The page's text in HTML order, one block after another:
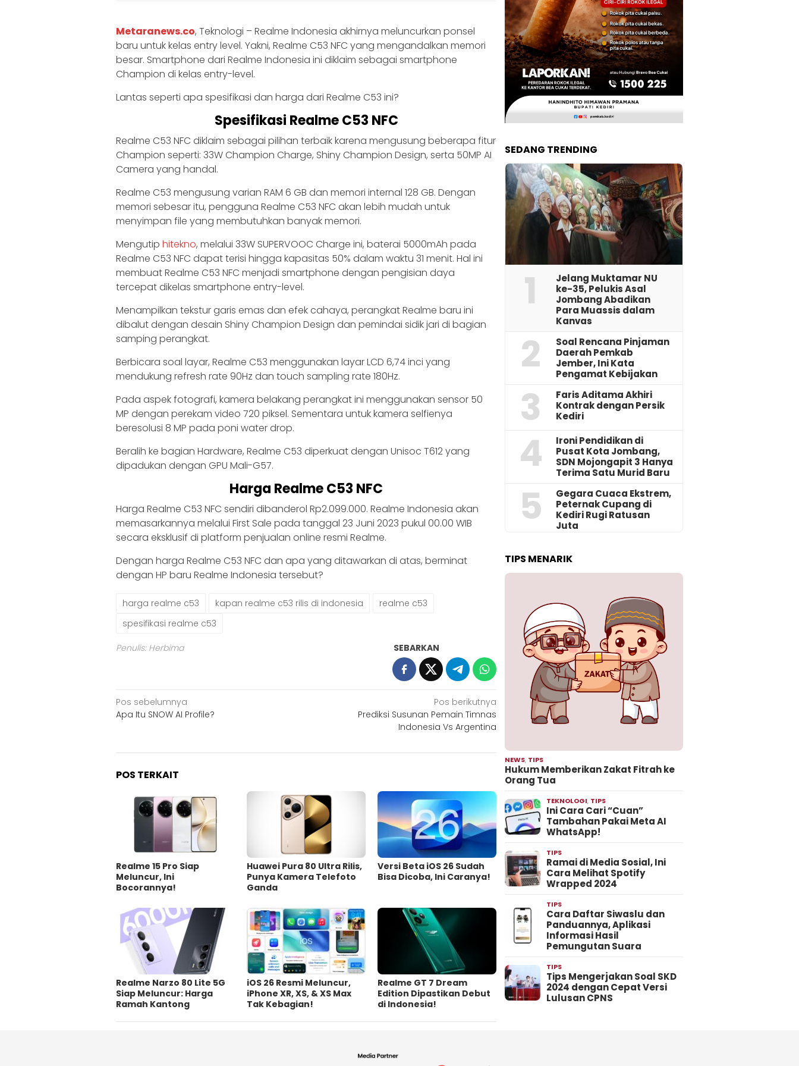
Metaranews.co, Teknologi – Realme Indonesia akhirnya meluncurkan ponsel
baru untuk kelas entry level. Yakni, Realme C53 NFC yang mengandalkan memori
besar. Smartphone dari Realme Indonesia ini diklaim sebagai smartphone
Champion di kelas entry-level.
Lantas seperti apa spesifikasi dan harga dari Realme C53 ini?
Spesifikasi Realme C53 NFC
Realme C53 NFC diklaim sebagai pilihan terbaik karena mengusung beberapa fitur
Champion seperti: 33W Champion Charge, Shiny Champion Design, serta 50MP AI
Camera yang handal.
Realme C53 mengusung varian RAM 6 GB dan memori internal 128 GB. Dengan
memori sebesar itu, pengguna Realme C53 NFC akan lebih mudah untuk
menyimpan file yang membutuhkan banyak memori.
Mengutip hitekno, melalui 33W SUPERVOOC Charge ini, baterai 5000mAh pada
Realme C53 NFC dapat terisi hingga kapasitas 50% dalam waktu 31 menit. Hal ini
membuat Realme C53 NFC menjadi smartphone dengan pengisian daya
tercepat dikelas smartphone entry-level.
Menampilkan tekstur garis emas dan efek cahaya, perangkat Realme baru ini
dibalut dengan desain Shiny Champion Design dan pemindai sidik jari di bagian
samping perangkat.
Berbicara soal layar, Realme C53 menggunakan layar LCD 6,74 inci yang
mendukung refresh rate 90Hz dan touch sampling rate 180Hz.
Pada aspek fotografi, kamera belakang perangkat ini menggunakan sensor 50
MP dengan perekam video 720 piksel. Sementara untuk kamera selfienya
beresolusi 8 MP pada poni water drop.
Beralih ke bagian Hardware, Realme C53 diperkuat dengan Unisoc T612 yang
dipadukan dengan GPU Mali-G57.
Harga Realme C53 NFC
Harga Realme C53 NFC sendiri dibanderol Rp2.099.000. Realme Indonesia akan
memasarkannya melalui First Sale pada tanggal 23 Juni 2023 pukul 00.00 WIB
secara eksklusif di platform penjualan online resmi Realme.
Dengan harga Realme C53 NFC dan apa yang ditawarkan di atas, berminat
dengan HP baru Realme Indonesia tersebut?
harga realme c53 kapan realme c53 rilis di indonesia
realme c53
spesifikasi realme c53
Penulis: Herbima SEBARKAN
Navigasi
pos
Pos sebelumnya
Apa Itu SNOW AI Profile?
Pos berikutnya
Prediksi Susunan Pemain Timnas
Indonesia Vs Argentina
POS TERKAIT
Realme 15 Pro Siap
Meluncur, Ini
Bocorannya!
Huawei Pura 80 Ultra Rilis,
Punya Kamera Telefoto
Ganda
Versi Beta iOS 26 Sudah
Bisa Dicoba, Ini Caranya!
Realme Narzo 80 Lite 5G
Siap Meluncur: Harga
Ramah Kantong
iOS 26 Resmi Meluncur,
iPhone XR, XS, & XS Max
Tak Kebagian!
Realme GT 7 Dream
Edition Dipastikan Debut
di Indonesia!
SEDANG TRENDING
1
Jelang Muktamar NU
ke-35, Pelukis Asal
Jombang Abadikan
Para Muassis dalam
Kanvas
2
‎Soal Rencana Pinjaman
Daerah Pemkab
Jember, Ini Kata
Pengamat Kebijakan ‎
3
Faris Aditama Akhiri
Kontrak dengan Persik
Kediri
4
Ironi Pendidikan di
Pusat Kota Jombang,
SDN Mojongapit 3 Hanya
Terima Satu Murid Baru
5
‎Gegara Cuaca Ekstrem,
Peternak Cupang di
Kediri Rugi Ratusan
Juta
TIPS MENARIK
NEWS, TIPS
Hukum Memberikan Zakat Fitrah ke
Orang Tua
TEKNOLOGI, TIPS
Ini Cara Cari “Cuan”
Tambahan Pakai Meta AI
WhatsApp!
TIPS
Ramai di Media Sosial, Ini
Cara Melihat Spotify
Wrapped 2024
TIPS
Cara Daftar Siwaslu dan
Panduannya, Aplikasi
Informasi Hasil
Pemungutan Suara
TIPS
Tips Mengerjakan Soal SKD
2024 dengan Cepat Versi
Lulusan CPNS